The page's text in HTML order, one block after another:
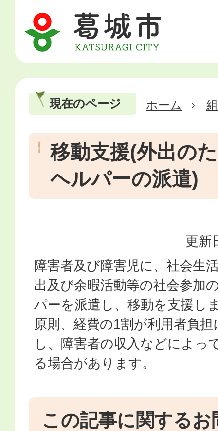
現在のページ ホーム
移動支援(外出の
ヘルパーの派遣)
更新
障害者及び障害児に、社会生
出及び余暇活動等の社会参加
パーを派遣し、移動を支援し
原則、経費の1割が利用者負
し、障害者の収入などによっ
る場合があります。
この記事に関するお